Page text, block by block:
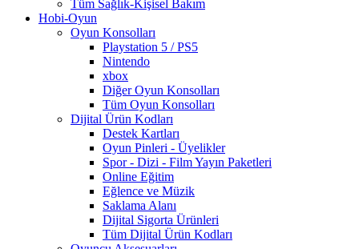
Tüm Sağlık-Kişisel Bakım
Hobi-Oyun
Oyun Konsolları
Playstation 5 / PS5
Nintendo
xbox
Diğer Oyun Konsolları
Tüm Oyun Konsolları
Dijital Ürün Kodları
Destek Kartları
Oyun Pinleri - Üyelikler
Spor - Dizi - Film Yayın Paketleri
Online Eğitim
Eğlence ve Müzik
Saklama Alanı
Dijital Sigorta Ürünleri
Tüm Dijital Ürün Kodları